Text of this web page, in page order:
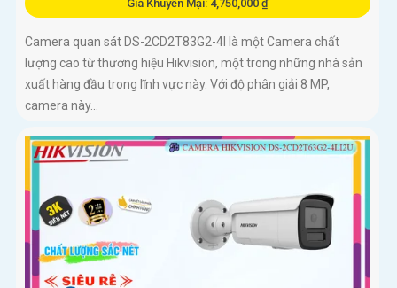
Giá Khuyến Mại: 4,750,000 ₫
Camera quan sát DS-2CD2T83G2-4I là một Camera chất
lượng cao từ thương hiệu Hikvision, một trong những nhà sản
xuất hàng đầu trong lĩnh vực này. Với độ phân giải 8 MP,
camera này...